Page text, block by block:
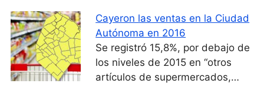
Cayeron las ventas en la Ciudad
Autónoma en 2016
Se registró 15,8%, por debajo de
los niveles de 2015 en “otros
artículos de supermercados,…